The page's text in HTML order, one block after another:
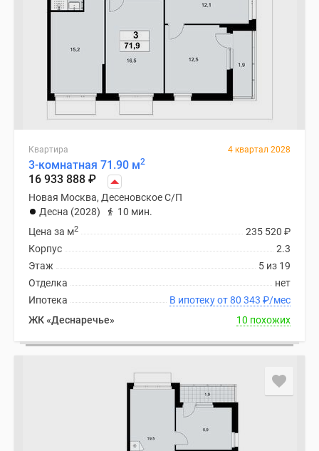
Квартира 4 квартал 2028
3-комнатная 71.90 м2
16 933 888 ₽
Новая Москва, Десеновское С/П
Десна (2028)
10 мин.
235 520 ₽
Цена за м2
2.3
Корпус
5 из 19
Этаж
нет
Отделка
В ипотеку от 80 343 ₽/мес
Ипотека
ЖК «Деснаречье»
10 похожих